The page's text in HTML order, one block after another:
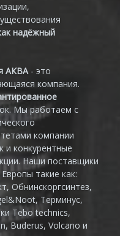
надёжный
АКВА - это
компания.
Мы работаем с
компании
и конкурентные
Наши поставщики
такие как:
Обнинскоргсинтез,
Терминус,
Tebo technics,
Buderus, Volcano и